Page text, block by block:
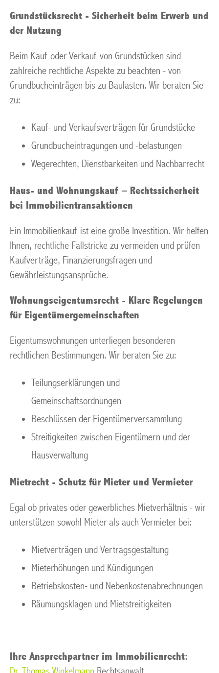
Grundstücksrecht - Sicherheit beim Erwerb und
der Nutzung
Beim Kauf oder Verkauf von Grundstücken sind
zahlreiche rechtliche Aspekte zu beachten - von
Grundbucheinträgen bis zu Baulasten. Wir beraten Sie
zu:
Kauf- und Verkaufsverträgen für Grundstücke
Grundbucheintragungen und -belastungen
Wegerechten, Dienstbarkeiten und Nachbarrecht
Haus- und Wohnungskauf – Rechtssicherheit
bei Immobilientransaktionen
Ein Immobilienkauf ist eine große Investition. Wir helfen
Ihnen, rechtliche Fallstricke zu vermeiden und prüfen
Kaufverträge, Finanzierungsfragen und
Gewährleistungsansprüche.
Wohnungseigentumsrecht - Klare Regelungen
für Eigentümergemeinschaften
Eigentumswohnungen unterliegen besonderen
rechtlichen Bestimmungen. Wir beraten Sie zu:
Teilungserklärungen und
Gemeinschaftsordnungen
Beschlüssen der Eigentümerversammlung
Streitigkeiten zwischen Eigentümern und der
Hausverwaltung
Mietrecht - Schutz für Mieter und Vermieter
Egal ob privates oder gewerbliches Mietverhältnis - wir
unterstützen sowohl Mieter als auch Vermieter bei:
Mietverträgen und Vertragsgestaltung
Mieterhöhungen und Kündigungen
Betriebskosten- und Nebenkostenabrechnungen
Räumungsklagen und Mietstreitigkeiten
Ihre Ansprechpartner im Immobilienrecht: